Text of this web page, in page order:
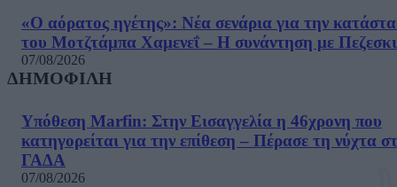
«Ο αόρατος ηγέτης»: Νέα σενάρια για την
του Μοτζτάμπα Χαμενεΐ – Η συνάντηση με
07/08/2026
ΔΗΜΟΦΙΛΗ
Υπόθεση Marfin: Στην Εισαγγελία η 46χρονη που
κατηγορείται για την επίθεση – Πέρασε τη νύχτα
ΓΑΔΑ
07/08/2026